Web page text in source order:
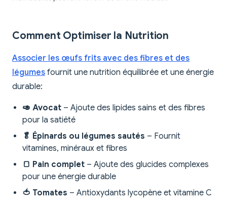
Comment Optimiser la Nutrition
Associer les œufs frits avec des fibres et des
légumes fournit une nutrition équilibrée et une énergie
durable:
🥑 Avocat – Ajoute des lipides sains et des fibres
pour la satiété
🥬 Épinards ou légumes sautés – Fournit
vitamines, minéraux et fibres
🍞 Pain complet – Ajoute des glucides complexes
pour une énergie durable
🍅 Tomates – Antioxydants lycopène et vitamine C